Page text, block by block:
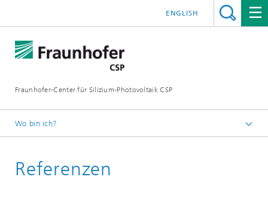
Fraunhofer-Center für Silizium-Photovoltaik CSP
ENGLISH
Wo bin ich?
Referenzen